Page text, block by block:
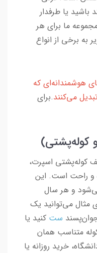
باشید یا طرفدار
ما برای هر
به برخی از انواع
هوشمندانه‌ای که
می‌کنند.برای
کوله‌پشتی اسپرت،
و راحت است. این
و هر سال
مثال می‌توانید یک
ست کنید یا
متناسب همان
خرید روزانه یا